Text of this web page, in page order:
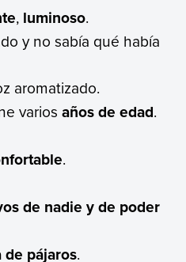
, luminoso.
y no sabía qué había
aromatizado.
variosaños de edad.
.
de nadie y de poder
de pájaros.